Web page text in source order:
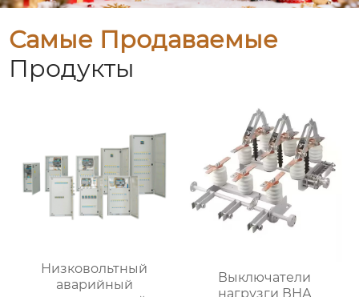
Самые Продаваемые
Продукты
Низковольтный
аварийный
Выключатели
нагрузги ВНА